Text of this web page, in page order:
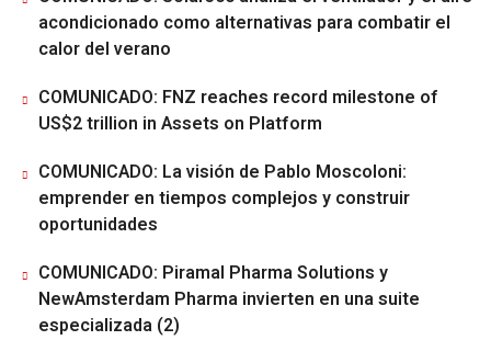
acondicionado como alternativas para combatir el
calor del verano
COMUNICADO: FNZ reaches record milestone of
US$2 trillion in Assets on Platform
COMUNICADO: La visión de Pablo Moscoloni:
emprender en tiempos complejos y construir
oportunidades
COMUNICADO: Piramal Pharma Solutions y
NewAmsterdam Pharma invierten en una suite
especializada (2)